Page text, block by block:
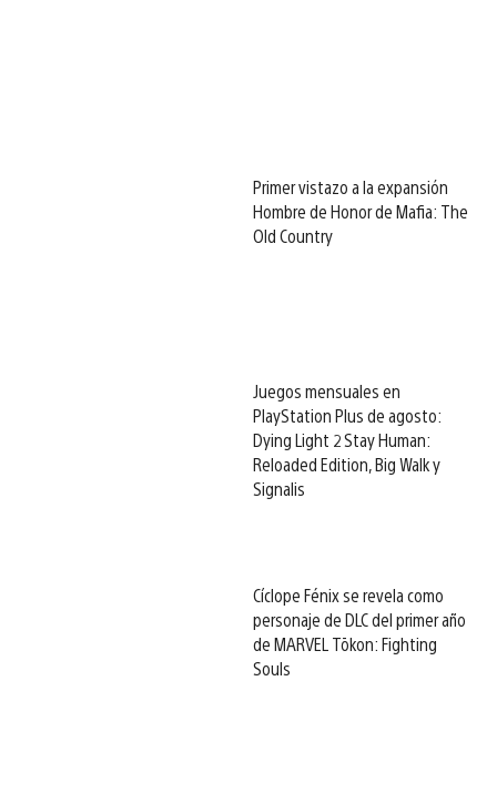
Primer vistazo a la expansión
Hombre de Honor de Mafia: The
Old Country
Juegos mensuales en
PlayStation Plus de agosto:
Dying Light 2 Stay Human:
Reloaded Edition, Big Walk y
Signalis
Cíclope Fénix se revela como
personaje de DLC del primer año
de MARVEL Tōkon: Fighting
Souls